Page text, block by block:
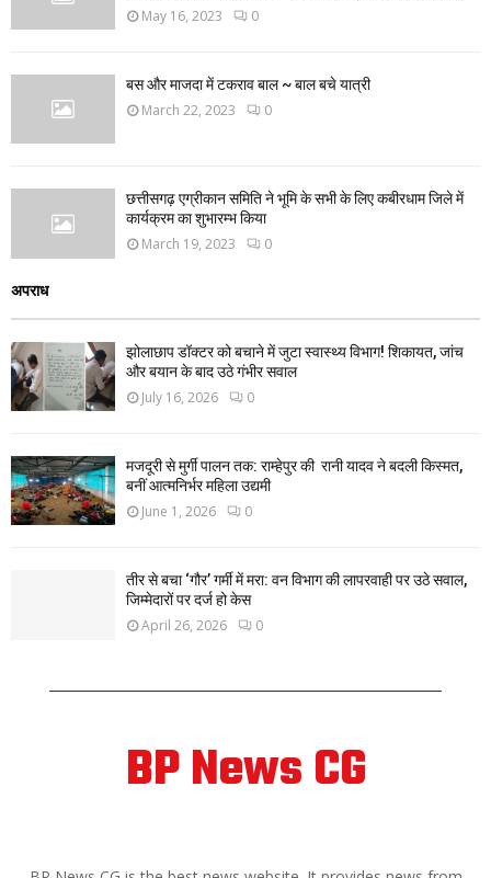
May 16, 2023 0
बस और माजदा में टकराव बाल ~ बाल बचे यात्री
March 22, 2023 0
छत्तीसगढ़ एग्रीकान समिति ने भूमि के सभी के लिए कबीरधाम जिले में
कार्यक्रम का शुभारम्भ किया
March 19, 2023 0
अपराध
झोलाछाप डॉक्टर को बचाने में जुटा स्वास्थ्य विभाग! शिकायत, जांच
और बयान के बाद उठे गंभीर सवाल
July 16, 2026 0
मजदूरी से मुर्गी पालन तक: राम्हेपुर की रानी यादव ने बदली किस्मत,
बनीं आत्मनिर्भर महिला उद्यमी
June 1, 2026 0
तीर से बचा ‘गौर’ गर्मी में मरा: वन विभाग की लापरवाही पर उठे सवाल,
जिम्मेदारों पर दर्ज हो केस
April 26, 2026 0
BP News CG